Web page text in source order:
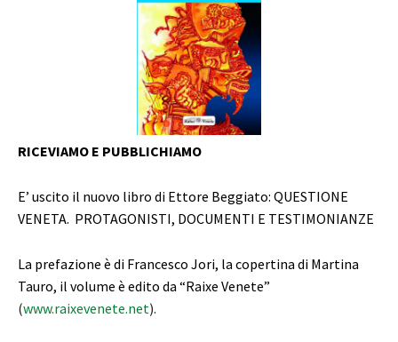
RICEVIAMO E PUBBLICHIAMO
E’ uscito il nuovo libro di Ettore Beggiato: QUESTIONE
VENETA. PROTAGONISTI, DOCUMENTI E TESTIMONIANZE
La prefazione è di Francesco Jori, la copertina di Martina
Tauro, il volume è edito da “Raixe Venete”
(www.raixevenete.net).